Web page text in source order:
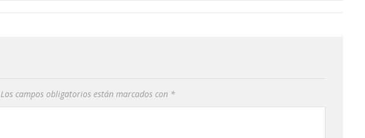
Los campos obligatorios están marcados con *